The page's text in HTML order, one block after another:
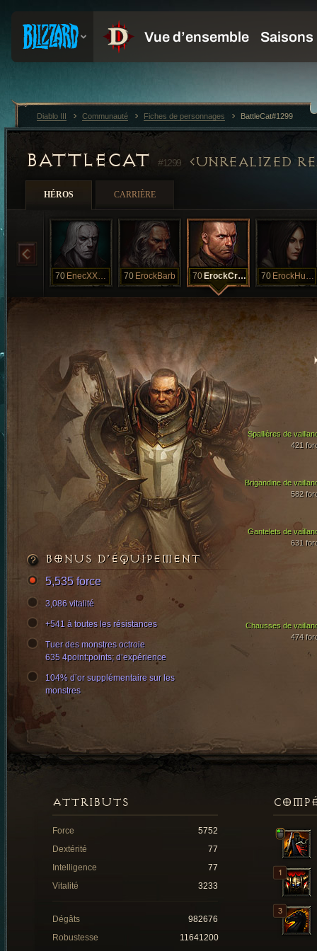
BATTLECAT #1299 UNREALIZED
HÉROS CARRIÈRE
70 EnecXXXVI 70 ErockBarb 70 ErockCrusade 70 ErockHunter
Brigandine de
582
Gantelets de
631
Spallières de
421
Chausses de
474
BONUS D’ÉQUIPEMENT
5,535 force
3,086 vitalité
+541 à toutes les résistances
Tuer des monstres octroie
635 4point:points; d’expérience
104% d’or supplémentaire sur les
monstres
ATTRIBUTS
Force
5752
Dextérité
77
Intelligence
77
Vitalité
3233
Dégâts
982676
Robustesse
11641200
Diablo III Communauté Fiches de personnages BattleCat#1299